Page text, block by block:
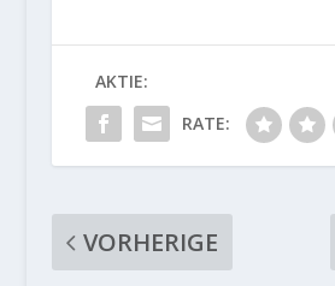
AKTIE:
RATE:
VORHERIGE